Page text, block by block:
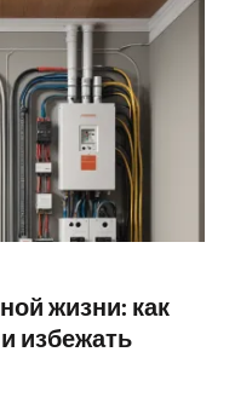
жизни: как
избежать